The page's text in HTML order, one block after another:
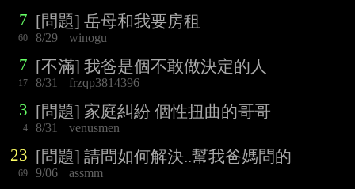
7
60
[問題] 岳母和我要房租
8/29 winogu
7
17
[不滿] 我爸是個不敢做決定的人
8/31 frzqp3814396
3
4
[問題] 家庭糾紛 個性扭曲的哥哥
8/31 venusmen
23
69
[問題] 請問如何解決..幫我爸媽問的
9/06 assmm